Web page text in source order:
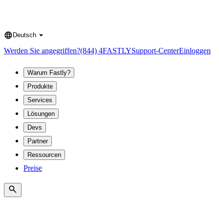
Language
Deutsch
Werden Sie angegriffen?(844) 4FASTLYSupport-CenterEinloggen
Warum Fastly?
Produkte
Services
Lösungen
Devs
Partner
Ressourcen
Preise